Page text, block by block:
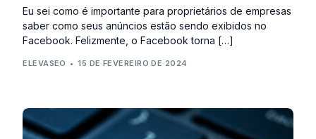
Eu sei como é importante para proprietários de empresas
saber como seus anúncios estão sendo exibidos no
Facebook. Felizmente, o Facebook torna […]
ELEVASEO 15 DE FEVEREIRO DE 2024